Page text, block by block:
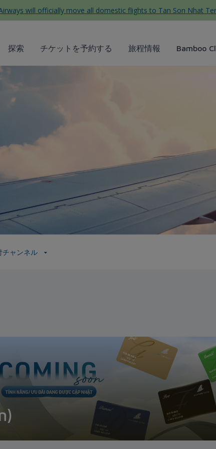
will officially move all domestic flights to Tan Son Nhat
探索 チケットを予約する 旅程情報 Bamboo
チャンネル